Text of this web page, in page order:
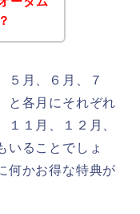
５月、６月、７
と各月にそれぞれ
１月、１２月、
いることでしょ
何かお得な特典が